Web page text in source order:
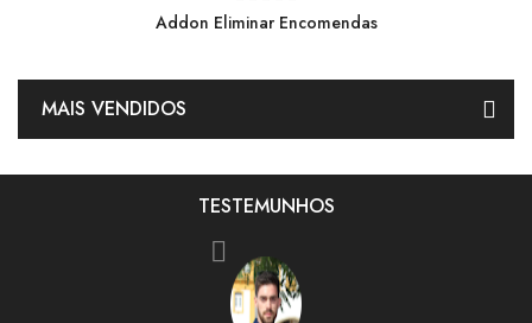
Addon Eliminar Encomendas
MAIS VENDIDOS
TESTEMUNHOS